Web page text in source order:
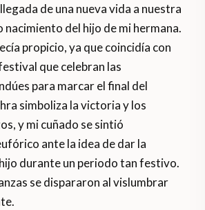
de una nueva vida a nuestra
del hijo de mi hermana.
propicio, ya que coincidía con
que celebran las
para marcar el final del
simboliza la victoria y los
y mi cuñado se sintió
ante la idea de dar la
durante un periodo tan festivo.
se dispararon al vislumbrar